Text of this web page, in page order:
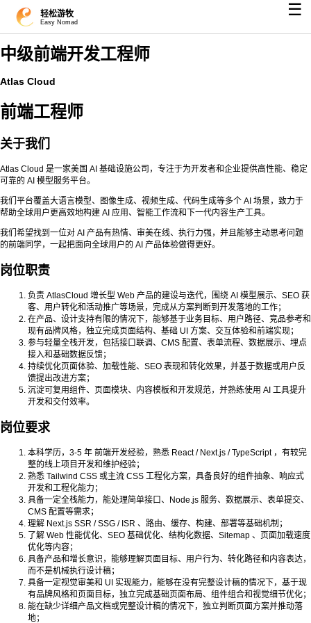
轻松游牧
Easy Nomad
☰
中级前端开发工程师
Atlas Cloud
前端工程师
关于我们
Atlas Cloud 是一家美国 AI 基础设施公司，专注于为开发者和企业提供高性能、稳定
可靠的 AI 模型服务平台。
我们平台覆盖大语言模型、图像生成、视频生成、代码生成等多个 AI 场景，致力于
帮助全球用户更高效地构建 AI 应用、智能工作流和下一代内容生产工具。
我们希望找到一位对 AI 产品有热情、审美在线、执行力强，并且能够主动思考问题
的前端同学，一起把面向全球用户的 AI 产品体验做得更好。
岗位职责
负责 AtlasCloud 增长型 Web 产品的建设与迭代，围绕 AI 模型展示、SEO 获
客、用户转化和活动推广等场景，完成从方案判断到开发落地的工作；
在产品、设计支持有限的情况下，能够基于业务目标、用户路径、竞品参考和
现有品牌风格，独立完成页面结构、基础 UI 方案、交互体验和前端实现；
参与轻量全栈开发，包括接口联调、CMS 配置、表单流程、数据展示、埋点
接入和基础数据反馈；
持续优化页面体验、加载性能、SEO 表现和转化效果，并基于数据或用户反
馈提出改进方案；
沉淀可复用组件、页面模块、内容模板和开发规范，并熟练使用 AI 工具提升
开发和交付效率。
岗位要求
本科学历，3-5 年 前端开发经验，熟悉 React / Next.js / TypeScript ，有较完
整的线上项目开发和维护经验；
熟悉 Tailwind CSS 或主流 CSS 工程化方案，具备良好的组件抽象、响应式
开发和工程化能力；
具备一定全栈能力，能处理简单接口、Node.js 服务、数据展示、表单提交、
CMS 配置等需求；
理解 Next.js SSR / SSG / ISR 、路由、缓存、构建、部署等基础机制；
了解 Web 性能优化、SEO 基础优化、结构化数据、Sitemap 、页面加载速度
优化等内容；
具备产品和增长意识，能够理解页面目标、用户行为、转化路径和内容表达，
而不是机械执行设计稿；
具备一定视觉审美和 UI 实现能力，能够在没有完整设计稿的情况下，基于现
有品牌风格和页面目标，独立完成基础页面布局、组件组合和视觉细节优化；
能在缺少详细产品文档或完整设计稿的情况下，独立判断页面方案并推动落
地；